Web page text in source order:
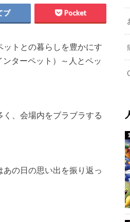
ブ Pocket
トとの暮らしを豊かにす
ターペット）～人とペッ
、会場内をブラブラする
の日の思い出を振り返っ